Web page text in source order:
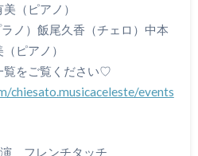
（ピアノ）
ノ）飯尾久香（チェロ）中本
ピアノ）
覧をご覧ください♡
chiesato.musicaceleste/events
フレンチタッチ